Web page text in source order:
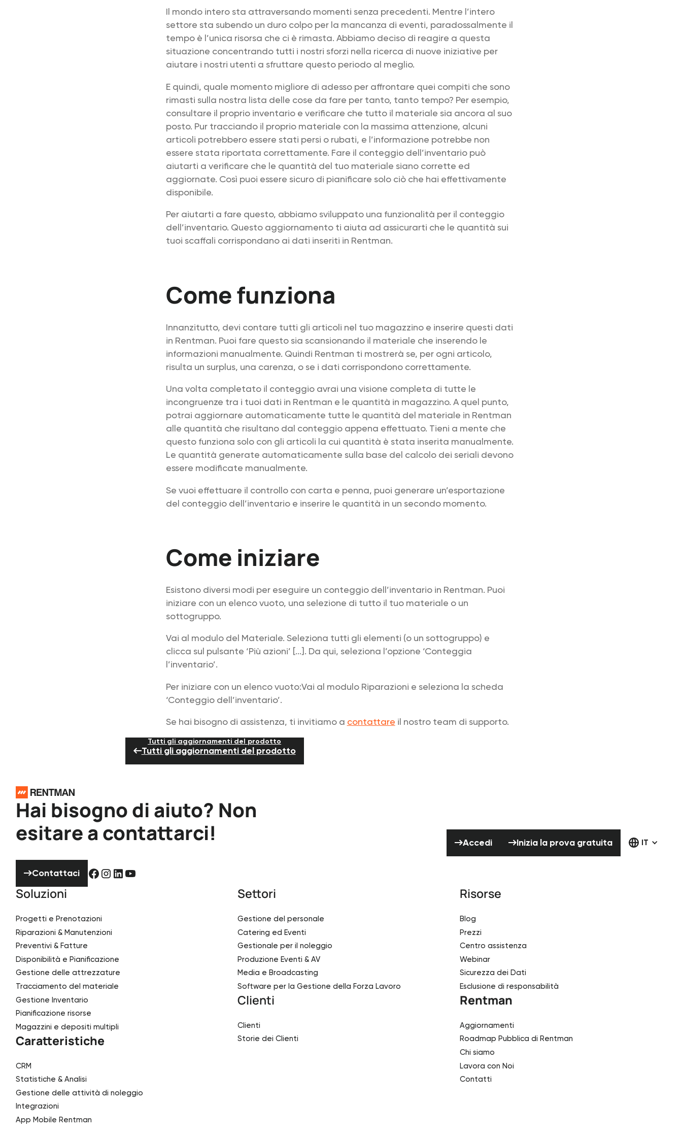
Il mondo intero sta attraversando momenti senza precedenti. Mentre l’intero
settore sta subendo un duro colpo per la mancanza di eventi, paradossalmente il
tempo è l’unica risorsa che ci è rimasta. Abbiamo deciso di reagire a questa
situazione concentrando tutti i nostri sforzi nella ricerca di nuove iniziative per
aiutare i nostri utenti a sfruttare questo periodo al meglio.
E quindi, quale momento migliore di adesso per affrontare quei compiti che sono
rimasti sulla nostra lista delle cose da fare per tanto, tanto tempo? Per esempio,
consultare il proprio inventario e verificare che tutto il materiale sia ancora al suo
posto. Pur tracciando il proprio materiale con la massima attenzione, alcuni
articoli potrebbero essere stati persi o rubati, e l’informazione potrebbe non
essere stata riportata correttamente. Fare il conteggio dell’inventario può
aiutarti a verificare che le quantità del tuo materiale siano corrette ed
aggiornate. Così puoi essere sicuro di pianificare solo ciò che hai effettivamente
disponibile.
Per aiutarti a fare questo, abbiamo sviluppato una funzionalità per il conteggio
dell’inventario. Questo aggiornamento ti aiuta ad assicurarti che le quantità sui
tuoi scaffali corrispondano ai dati inseriti in Rentman.
Come funziona
Innanzitutto, devi contare tutti gli articoli nel tuo magazzino e inserire questi dati
in Rentman. Puoi fare questo sia scansionando il materiale che inserendo le
informazioni manualmente. Quindi Rentman ti mostrerà se, per ogni articolo,
risulta un surplus, una carenza, o se i dati corrispondono correttamente.
Una volta completato il conteggio avrai una visione completa di tutte le
incongruenze tra i tuoi dati in Rentman e le quantità in magazzino. A quel punto,
potrai aggiornare automaticamente tutte le quantità del materiale in Rentman
alle quantità che risultano dal conteggio appena effettuato. Tieni a mente che
questo funziona solo con gli articoli la cui quantità è stata inserita manualmente.
Le quantità generate automaticamente sulla base del calcolo dei seriali devono
essere modificate manualmente.
Se vuoi effettuare il controllo con carta e penna, puoi generare un’esportazione
del conteggio dell’inventario e inserire le quantità in un secondo momento.
Come iniziare
Esistono diversi modi per eseguire un conteggio dell’inventario in Rentman. Puoi
iniziare con un elenco vuoto, una selezione di tutto il tuo materiale o un
sottogruppo.
Vai al modulo del Materiale. Seleziona tutti gli elementi (o un sottogruppo) e
clicca sul pulsante ‘Più azioni’ [...]. Da qui, seleziona l’opzione ‘Conteggia
l’inventario’.
Per iniziare con un elenco vuoto:Vai al modulo Riparazioni e seleziona la scheda
‘Conteggio dell’inventario’.
Se hai bisogno di assistenza, ti invitiamo a contattare il nostro team di supporto.
Tutti gli aggiornamenti del prodotto
Tutti gli aggiornamenti del prodotto
Hai bisogno di aiuto? Non
esitare a contattarci!
Contattaci
Accedi Inizia la prova gratuita IT
Soluzioni
Progetti e Prenotazioni
Riparazioni & Manutenzioni
Preventivi & Fatture
Disponibilità e Pianificazione
Gestione delle attrezzature
Tracciamento del materiale
Gestione Inventario
Pianificazione risorse
Magazzini e depositi multipli
Caratteristiche
CRM
Statistiche & Analisi
Gestione delle attività di noleggio
Integrazioni
App Mobile Rentman
Settori
Gestione del personale
Catering ed Eventi
Gestionale per il noleggio
Produzione Eventi & AV
Media e Broadcasting
Software per la Gestione della Forza Lavoro
Clienti
Clienti
Storie dei Clienti
Risorse
Blog
Prezzi
Centro assistenza
Webinar
Sicurezza dei Dati
Esclusione di responsabilità
Rentman
Aggiornamenti
Roadmap Pubblica di Rentman
Chi siamo
Lavora con Noi
Contatti